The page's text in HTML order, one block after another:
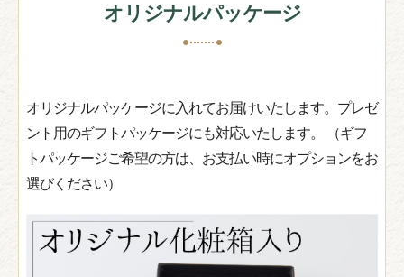
オリジナルパッケージ
オリジナルパッケージに入れてお届けいたします。プレゼ
ント用のギフトパッケージにも対応いたします。 （ギフ
トパッケージご希望の方は、お支払い時にオプションをお
選びください）